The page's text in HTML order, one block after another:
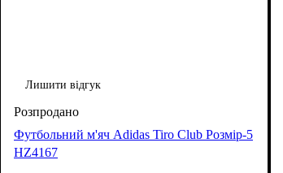
Лишити відгук
Футбольний м'яч Adidas Tiro Club Розмір-5
HZ4167